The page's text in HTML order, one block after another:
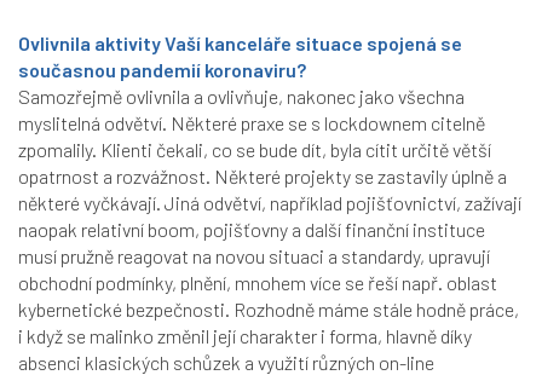
Ovlivnila aktivity Vaší kanceláře situace spojená se
současnou pandemií koronaviru?
Samozřejmě ovlivnila a ovlivňuje, nakonec jako všechna
myslitelná odvětví. Některé praxe se s lockdownem citelně
zpomalily. Klienti čekali, co se bude dít, byla cítit určitě větší
opatrnost a rozvážnost. Některé projekty se zastavily úplně a
některé vyčkávají. Jiná odvětví, například pojišťovnictví, zažívají
naopak relativní boom, pojišťovny a další finanční instituce
musí pružně reagovat na novou situaci a standardy, upravují
obchodní podmínky, plnění, mnohem více se řeší např. oblast
kybernetické bezpečnosti. Rozhodně máme stále hodně práce,
i když se malinko změnil její charakter i forma, hlavně díky
absenci klasických schůzek a využití různých on-line